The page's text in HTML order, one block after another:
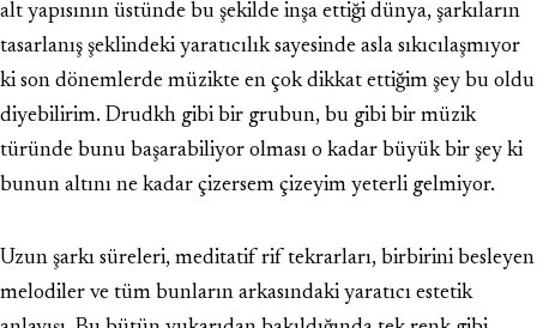
alt yapısının üstünde bu şekilde inşa ettiği dünya, şarkıların
tasarlanış şeklindeki yaratıcılık sayesinde asla sıkıcılaşmıyor
ki son dönemlerde müzikte en çok dikkat ettiğim şey bu oldu
diyebilirim. Drudkh gibi bir grubun, bu gibi bir müzik
türünde bunu başarabiliyor olması o kadar büyük bir şey ki
bunun altını ne kadar çizersem çizeyim yeterli gelmiyor.
Uzun şarkı süreleri, meditatif rif tekrarları, birbirini besleyen
melodiler ve tüm bunların arkasındaki yaratıcı estetik